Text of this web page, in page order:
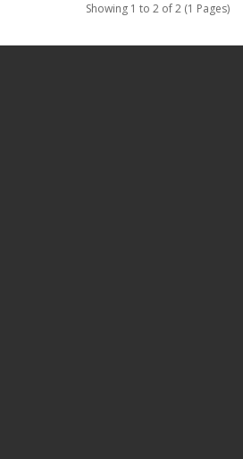
Showing 1 to 2 of 2 (1 Pages)